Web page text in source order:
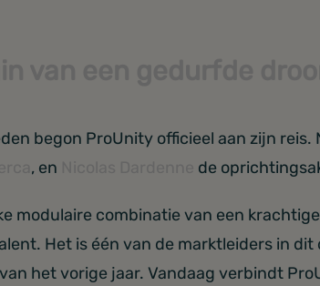
begon ProUnity officieel aan zijn
, en de
modulaire combinatie van een
Het is één van de marktleiders in
het vorige jaar. Vandaag verbindt